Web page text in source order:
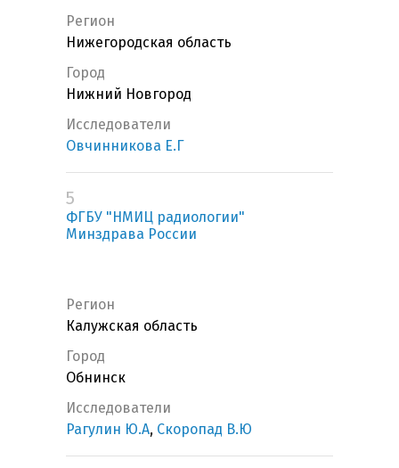
Регион
Нижегородская область
Город
Нижний Новгород
Исследователи
Овчинникова Е.Г
5
ФГБУ "НМИЦ радиологии"
Минздрава России
Регион
Калужская область
Город
Обнинск
Исследователи
Рагулин Ю.А, Скоропад В.Ю